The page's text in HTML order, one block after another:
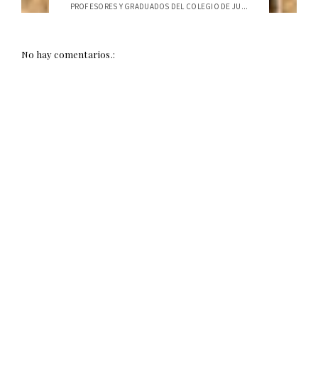
PROFESORES Y GRADUADOS DEL COLEGIO DE JU...
No hay comentarios.: